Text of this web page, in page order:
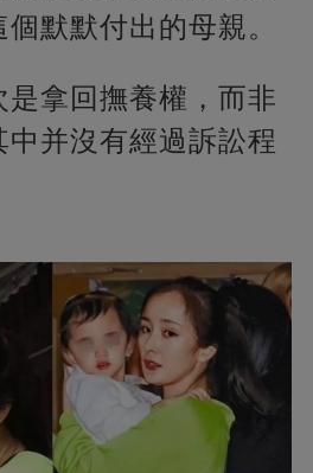
默默付出的母親。
拿回撫養權，而非
并沒有經過訴訟程